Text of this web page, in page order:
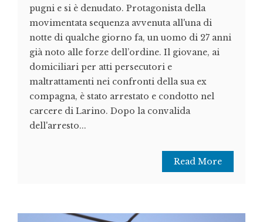
pugni e si è denudato. Protagonista della
movimentata sequenza avvenuta all'una di
notte di qualche giorno fa, un uomo di 27 anni
già noto alle forze dell’ordine. Il giovane, ai
domiciliari per atti persecutori e
maltrattamenti nei confronti della sua ex
compagna, è stato arrestato e condotto nel
carcere di Larino. Dopo la convalida
dell'arresto...
Read More